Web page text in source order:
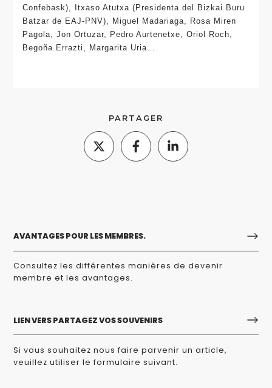
Confebask), Itxaso Atutxa (Presidenta del Bizkai Buru
Batzar de EAJ-PNV), Miguel Madariaga, Rosa Miren
Pagola, Jon Ortuzar, Pedro Aurtenetxe, Oriol Roch,
Begoña Errazti, Margarita Uria…
PARTAGER
AVANTAGES POUR LES MEMBRES.
Consultez les différentes manières de devenir
membre et les avantages.
LIEN VERS PARTAGEZ VOS SOUVENIRS
Si vous souhaitez nous faire parvenir un article,
veuillez utiliser le formulaire suivant.